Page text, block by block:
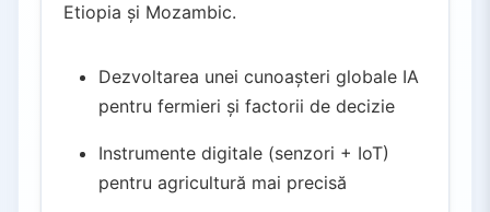
Etiopia și Mozambic.
Dezvoltarea unei cunoașteri globale IA
pentru fermieri și factorii de decizie
Instrumente digitale (senzori + IoT)
pentru agricultură mai precisă